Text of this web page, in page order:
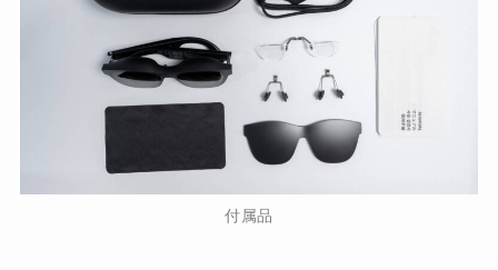
付属品